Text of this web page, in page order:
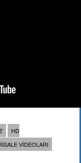
HD
VIDEOLARI